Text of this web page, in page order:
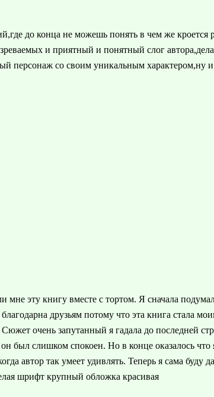
до конца не можешь понять в чем же кроется
и приятный и понятный слог
персонаж со своим уникальным характером,ну
эту книгу вместе с тортом. Я сначала
друзьям потому что эта книга стала
очень запутанный я гадала до последней
был слишком спокоен. Но в конце оказалось что
автор так умеет удивлять. Теперь я сама буду
шрифт крупный обложка красивая